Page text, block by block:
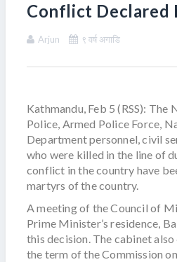
Conflict Declared
Arjun ९ वर्ष अगाडि
Kathmandu, Feb 5 (RSS): The
Police, Armed Police Force,
Department personnel, civil
who were killed in the line of
conflict in the country have
martyrs of the country.
A meeting of the Council of
Prime Minister’s residence,
this decision. The cabinet
the term of the Commission